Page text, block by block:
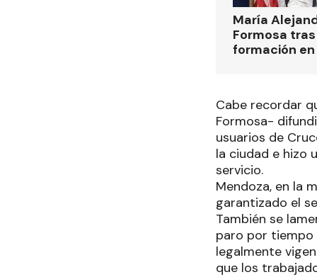
María
Formosa
formación
Cabe recordar
Formosa-
usuarios de
la ciudad e hizo
servicio.
Mendoza, en la
garantizado el
También se
paro por tiempo
legalmente
que los